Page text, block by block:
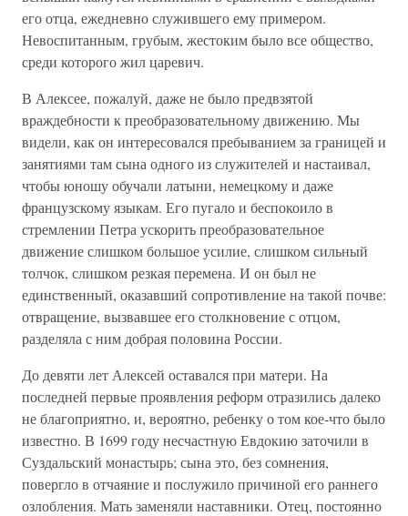
его отца, ежедневно служившего ему примером.
Невоспитанным, грубым, жестоким было все общество,
среди которого жил царевич.
В Алексее, пожалуй, даже не было предвзятой
враждебности к преобразовательному движению. Мы
видели, как он интересовался пребыванием за границей и
занятиями там сына одного из служителей и настаивал,
чтобы юношу обучали латыни, немецкому и даже
французскому языкам. Его пугало и беспокоило в
стремлении Петра ускорить преобразовательное
движение слишком большое усилие, слишком сильный
толчок, слишком резкая перемена. И он был не
единственный, оказавший сопротивление на такой почве:
отвращение, вызвавшее его столкновение с отцом,
разделяла с ним добрая половина России.
До девяти лет Алексей оставался при матери. На
последней первые проявления реформ отразились далеко
не благоприятно, и, вероятно, ребенку о том кое-что было
известно. В 1699 году несчастную Евдокию заточили в
Суздальский монастырь; сына это, без сомнения,
повергло в отчаяние и послужило причиной его раннего
озлобления. Мать заменяли наставники. Отец, постоянно